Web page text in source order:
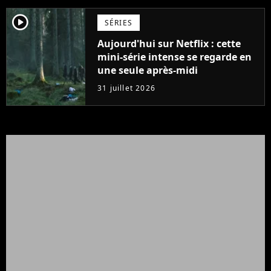
player2 SÉRIES
Aujourd'hui sur Netflix : cette
mini-série intense se regarde en
une seule après-midi
31 juillet 2026